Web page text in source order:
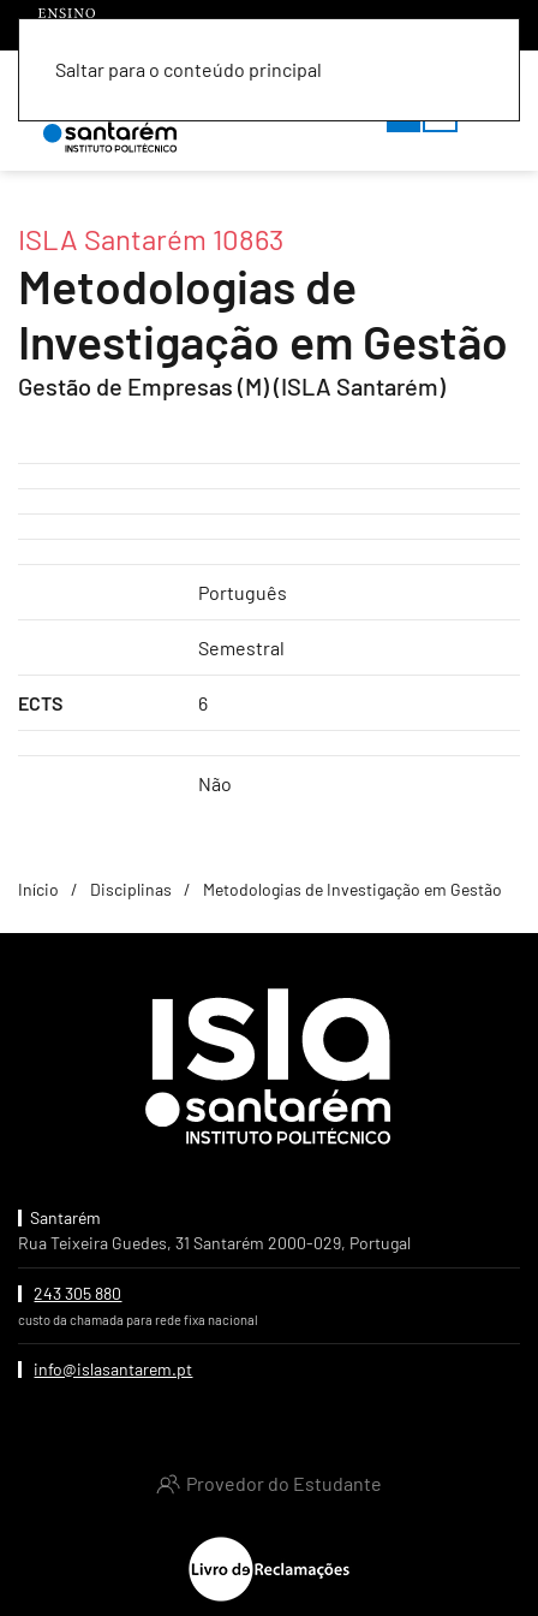
Saltar para o conteúdo principal
ISLA Santarém 10863
Metodologias de
Investigação em Gestão
Gestão de Empresas (M) (ISLA Santarém)
Português
Semestral
ECTS 6
Não
Início Disciplinas Metodologias de Investigação em Gestão
Santarém
Rua Teixeira Guedes, 31 Santarém 2000-029, Portugal
243 305 880
custo da chamada para rede fixa nacional
info@islasantarem.pt
Provedor do Estudante